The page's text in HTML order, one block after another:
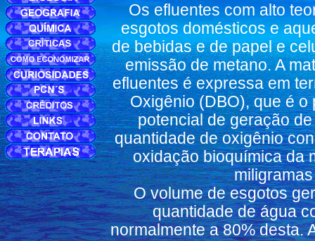
Os efluentes com alto
esgotos domésticos e
de bebidas e de papel e
emissão de metano. A
efluentes é expressa em
Oxigênio (DBO), que é
potencial de geração
quantidade de oxigênio
oxidação bioquímica da
O volume de esgotos
quantidade de água
normalmente a 80% desta.